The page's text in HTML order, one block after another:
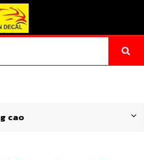
cao